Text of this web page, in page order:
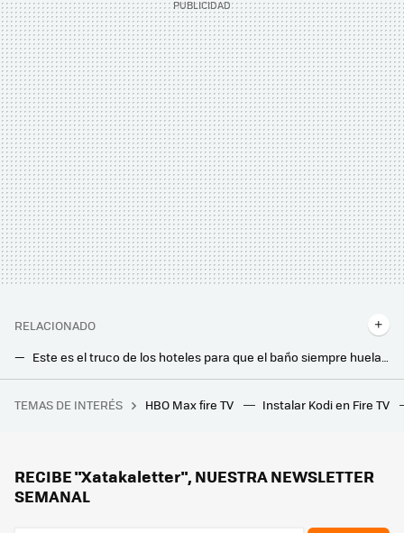
RELACIONADO
Por qué deberías poner sal gorda en el inodoro todas las noches
10 apps maravillosas de Mac que aún no tienen equivalente de la misma calidad en Windows
TEMAS DE INTERÉS HBO Max fire TV Instalar Kodi en Fire TV
RECIBE "Xatakaletter", NUESTRA NEWSLETTER
SEMANAL